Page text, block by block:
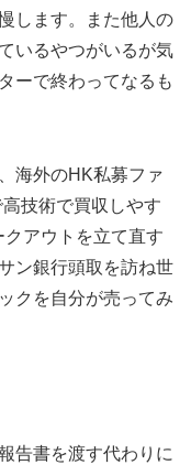
します。また他人の
いるやつがいるが気
ーで終わってなるも
海外のHK私募ファ
技術で買収しやす
アウトを立て直す
ン銀行頭取を訪ね世
クを自分が売ってみ
告書を渡す代わりに